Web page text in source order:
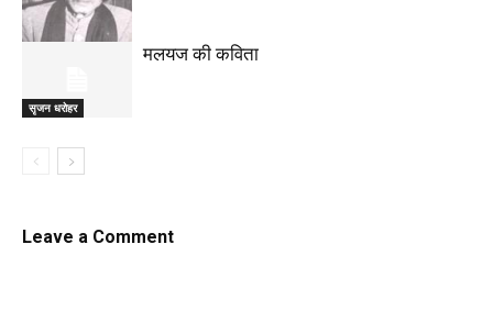
सृजन धरोहर
मलयज की कविता
Leave a Comment